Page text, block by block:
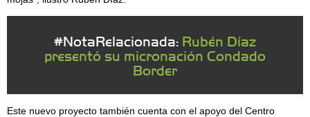
#NotaRelacionada: Rubén Díaz
presentó su micronación Condado
Border
Este nuevo proyecto también cuenta con el apoyo del Centro